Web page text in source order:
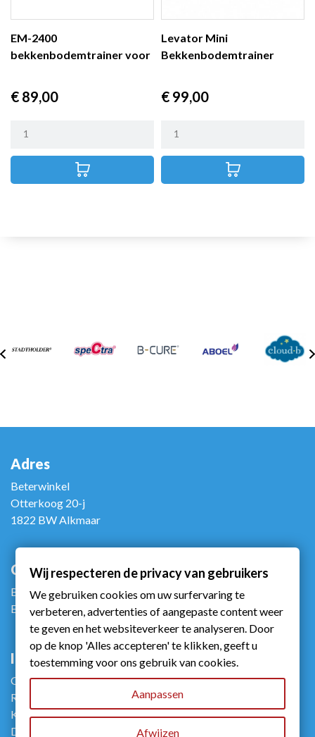
EM-2400
bekkenbodemtrainer voor
Prijs
€ 89,00
Levator Mini
Bekkenbodemtrainer
Prijs
€ 99,00
Adres
Beterwinkel
Otterkoog 20-j
1822 BW Alkmaar
Contact
Bel ons: +31 (0)72 5672090
E-mail ons: info@beterwinkel.nl
Info
Gebruiksvoorwaarden
Retourneren
Klachtenportaalzorg
Disclaimer
Wij respecteren de privacy van gebruikers
We gebruiken cookies om uw surfervaring te
verbeteren, advertenties of aangepaste content weer
te geven en het websiteverkeer te analyseren. Door
op de knop 'Alles accepteren' te klikken, geeft u
toestemming voor ons gebruik van cookies.
Aanpassen
Afwijzen